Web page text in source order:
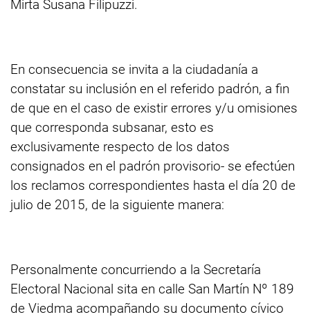
Mirta Susana Filipuzzi.
En consecuencia se invita a la ciudadanía a
constatar su inclusión en el referido padrón, a fin
de que en el caso de existir errores y/u omisiones
que corresponda subsanar, esto es
exclusivamente respecto de los datos
consignados en el padrón provisorio- se efectúen
los reclamos correspondientes hasta el día 20 de
julio de 2015, de la siguiente manera:
Personalmente concurriendo a la Secretaría
Electoral Nacional sita en calle San Martín Nº 189
de Viedma acompañando su documento cívico